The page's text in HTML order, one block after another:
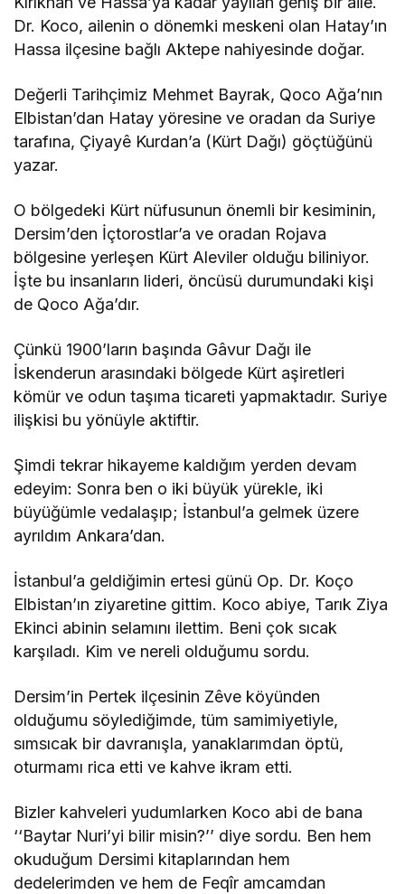
Dr. Koco, ailenin o dönemki meskeni olan Hatay’ın
Hassa ilçesine bağlı Aktepe nahiyesinde doğar.
Değerli Tarihçimiz Mehmet Bayrak, Qoco Ağa’nın
Elbistan’dan Hatay yöresine ve oradan da Suriye
tarafına, Çiyayê Kurdan’a (Kürt Dağı) göçtüğünü
yazar.
O bölgedeki Kürt nüfusunun önemli bir kesiminin,
Dersim’den İçtorostlar’a ve oradan Rojava
bölgesine yerleşen Kürt Aleviler olduğu biliniyor.
İşte bu insanların lideri, öncüsü durumundaki kişi
de Qoco Ağa’dır.
Çünkü 1900’ların başında Gâvur Dağı ile
İskenderun arasındaki bölgede Kürt aşiretleri
kömür ve odun taşıma ticareti yapmaktadır. Suriye
ilişkisi bu yönüyle aktiftir.
Şimdi tekrar hikayeme kaldığım yerden devam
edeyim: Sonra ben o iki büyük yürekle, iki
büyüğümle vedalaşıp; İstanbul’a gelmek üzere
ayrıldım Ankara’dan.
İstanbul’a geldiğimin ertesi günü Op. Dr. Koço
Elbistan’ın ziyaretine gittim. Koco abiye, Tarık Ziya
Ekinci abinin selamını ilettim. Beni çok sıcak
karşıladı. Kim ve nereli olduğumu sordu.
Dersim’in Pertek ilçesinin Zêve köyünden
olduğumu söylediğimde, tüm samimiyetiyle,
sımsıcak bir davranışla, yanaklarımdan öptü,
oturmamı rica etti ve kahve ikram etti.
Bizler kahveleri yudumlarken Koco abi de bana
‘‘Baytar Nuri’yi bilir misin?’’ diye sordu. Ben hem
okuduğum Dersimi kitaplarından hem
dedelerimden ve hem de Feqîr amcamdan